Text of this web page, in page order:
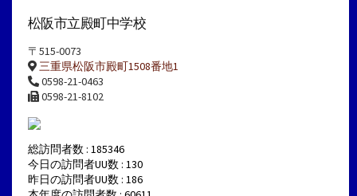
松阪市立殿町中学校
〒515-0073
三重県松阪市殿町1508番地1
0598-21-0463
0598-21-8102
総訪問者数 : 185346
今日の訪問者UU数 : 130
昨日の訪問者UU数 : 186